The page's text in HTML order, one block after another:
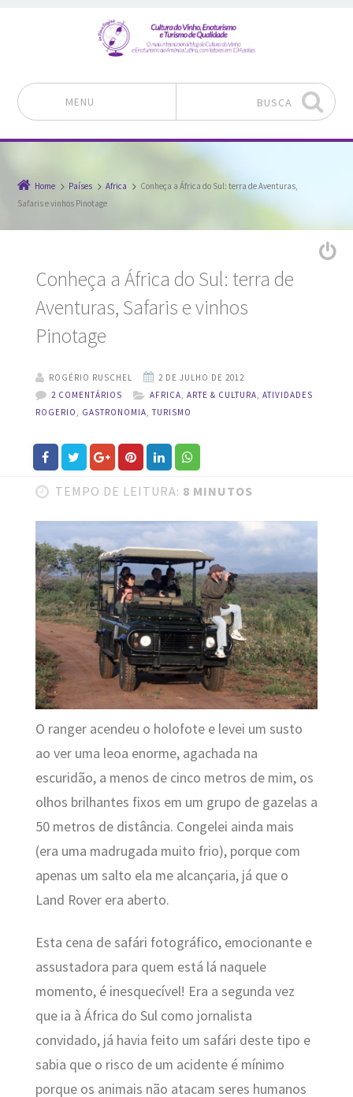
MENU BUSCA
Home Países Africa
Conheça a África do Sul: terra de Aventuras,
Safaris e vinhos Pinotage
Conheça a África do Sul: terra de
Aventuras, Safaris e vinhos
Pinotage
ROGÉRIO RUSCHEL
2 COMENTÁRIOS
AFRICA ARTE & CULTURA ATIVIDADES
ROGERIO
GASTRONOMIA ,TURISMO
TEMPO DE LEITURA: 8 MINUTOS
O ranger acendeu o holofote e levei um susto
ao ver uma leoa enorme, agachada na
escuridão, a menos de cinco metros de mim, os
olhos brilhantes fixos em um grupo de gazelas a
50 metros de distância. Congelei ainda mais
(era uma madrugada muito frio), porque com
apenas um salto ela me alcançaria, já que o
Land Rover era aberto.
Esta cena de safári fotográfico, emocionante e
assustadora para quem está lá naquele
momento, é inesquecível! Era a segunda vez
que ia à África do Sul como jornalista
convidado, já havia feito um safári deste tipo e
sabia que o risco de um acidente é mínimo
porque os animais não atacam seres humanos